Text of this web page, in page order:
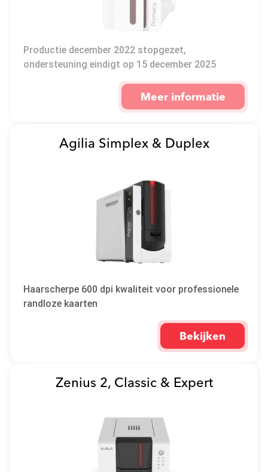
Productie december 2022 stopgezet,
ondersteuning eindigt op 15 december 2025
Meer informatie
Agilia Simplex & Duplex
Haarscherpe 600 dpi kwaliteit voor professionele
randloze kaarten
Bekijken
Zenius 2, Classic & Expert